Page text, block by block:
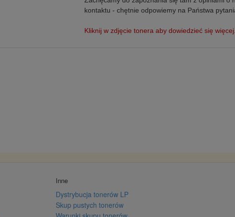
kontaktu - chętnie odpowiemy na Państwa
Kliknij w zdjęcie tonera aby dowiedzieć się więcej.
Inne
Dystrybucja tonerów LP
Skup pustych tonerów